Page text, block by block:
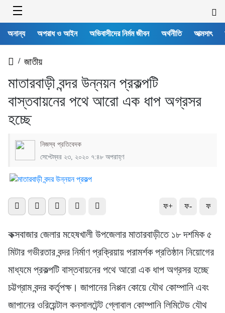
অনান্য অপরাধ ও আইন অভিবাসীদের নির্মম জীবন অর্থনীতি আত্মসাৎ
/ জাতীয়
মাতারবাড়ী বন্দর উন্নয়ন প্রকল্পটি
বাস্তবায়নের পথে আরো এক ধাপ অগ্রসর
হচ্ছে
নিজস্ব প্রতিবেদক
সেপ্টেম্বর ২৩, ২০২০ ৭:৪৮ অপরাহ্ণ
ফ+ ফ- ফ
কক্সবাজার জেলার মহেষখালী উপজেলার মাতারবাড়ীতে ১৮ দশমিক ৫
মিটার গভীরতার বন্দর নির্মাণ প্রক্রিয়ায় পরামর্শক প্রতিষ্ঠান নিয়োগের
মাধ্যমে প্রকল্পটি বাস্তবায়নের পথে আরো এক ধাপ অগ্রসর হচ্ছে
চট্টগ্রাম বন্দর কর্তৃপক্ষ। জাপানের নিপ্পন কোয়ে যৌথ কোম্পানি এবং
জাপানের ওরিয়েন্টাল কনসালটেন্ট গ্লোবাল কোম্পানি লিমিটেড যৌথ